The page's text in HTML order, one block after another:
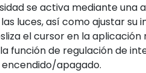
se activa mediante una
luces, así como ajustar su
el cursor en la aplicación
función de regulación de
apagado.